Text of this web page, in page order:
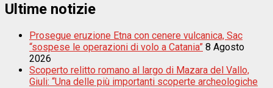
Ultime notizie
Prosegue eruzione Etna con cenere vulcanica, Sac
“sospese le operazioni di volo a Catania” 8 Agosto
2026
Scoperto relitto romano al largo di Mazara del Vallo,
Giuli: “Una delle più importanti scoperte archeologiche